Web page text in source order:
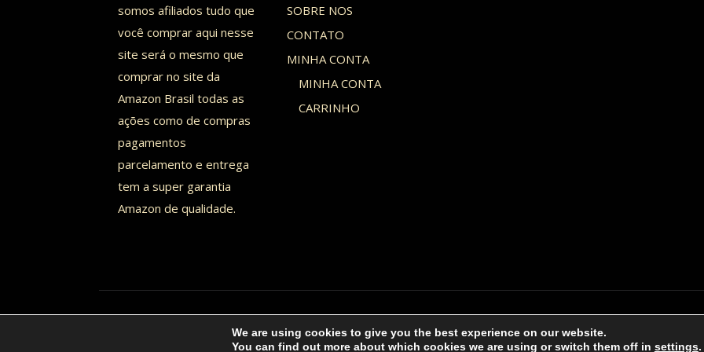
somos afiliados tudo que
você comprar aqui nesse
site será o mesmo que
comprar no site da
Amazon Brasil todas as
ações como de compras
pagamentos
parcelamento e entrega
tem a super garantia
Amazon de qualidade.
SOBRE NOS
CONTATO
MINHA CONTA
MINHA CONTA
CARRINHO
© 2026 AQUI COLOCA SEU LOGOTIPO - Tema WordPress porKadence WP Privacy Policy | Cookies
We are using cookies to give you the best experience on our website.
You can find out more about which cookies we are using or switch them off in settings.